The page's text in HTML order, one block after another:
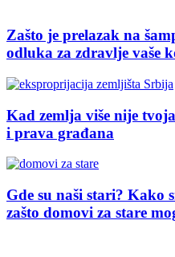
Zašto je prelazak na
odluka za zdravlje vaše
Kad zemlja više nije
i prava građana
Gde su naši stari? Kako
zašto domovi za stare